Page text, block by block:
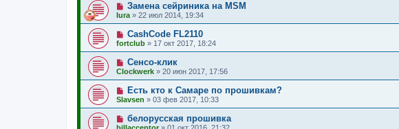
Замена сейриника на MSM
Iura » 22 июл 2014, 19:34
CashCode FL2110
fortclub » 17 окт 2017, 18:24
Сенсо-клик
Clockwerk » 20 июн 2017, 17:56
Есть кто к Самаре по прошивкам?
Slavsen » 03 фев 2017, 10:33
белорусская прошивка